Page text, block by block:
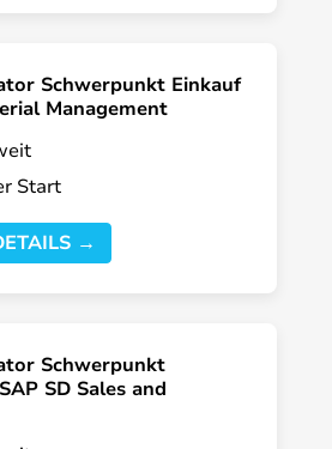
Schwerpunkt Einkauf
Management
Start
→
Schwerpunkt
SD Sales and